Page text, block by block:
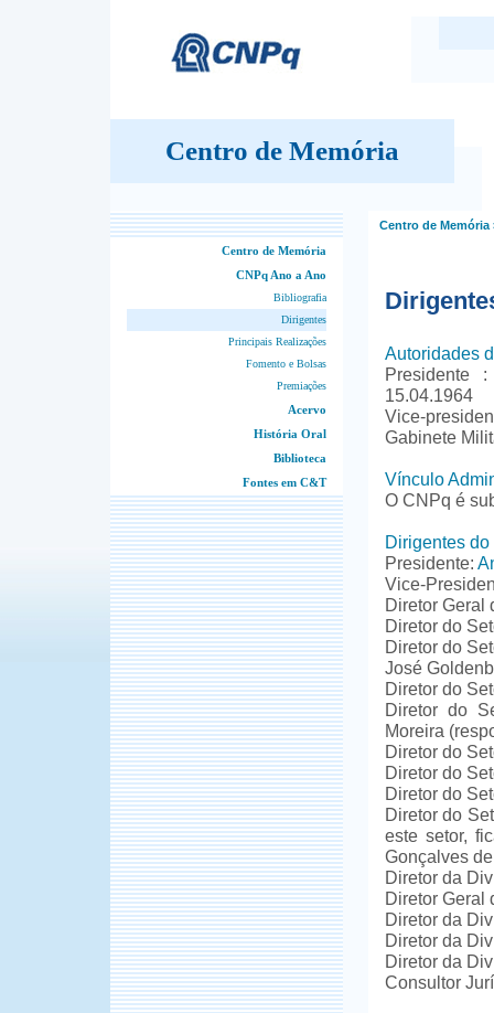
Centro de Memória
Centro de Memória
CNPq Ano a Ano
Bibliografia
Dirigentes
Principais Realizações
Fomento e Bolsas
Premiações
Acervo
História Oral
Biblioteca
Fontes em C&T
Centro de Memória
Autoridades
Presidente
15.04.1964
Vice-
Gabinete
Vínculo
O CNPq é
Dirigentes
Presidente:
Vice-
Diretor Geral
Diretor do
Diretor do
José
Diretor do
Diretor do
Moreira
Diretor do
Diretor do
Diretor do
Diretor do
este setor,
Gonçalves
Diretor da
Diretor Geral
Diretor da
Diretor da
Diretor da
Consultor